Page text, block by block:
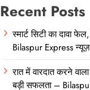
Recent Posts
स्मार्ट सिटी का दावा
Bilaspur Express न्यूज़
रात में वारदात करने
बड़ी सफलता –